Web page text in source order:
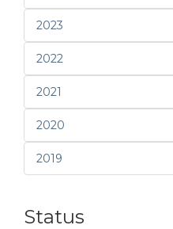
2023
2022
2021
2020
2019
Status